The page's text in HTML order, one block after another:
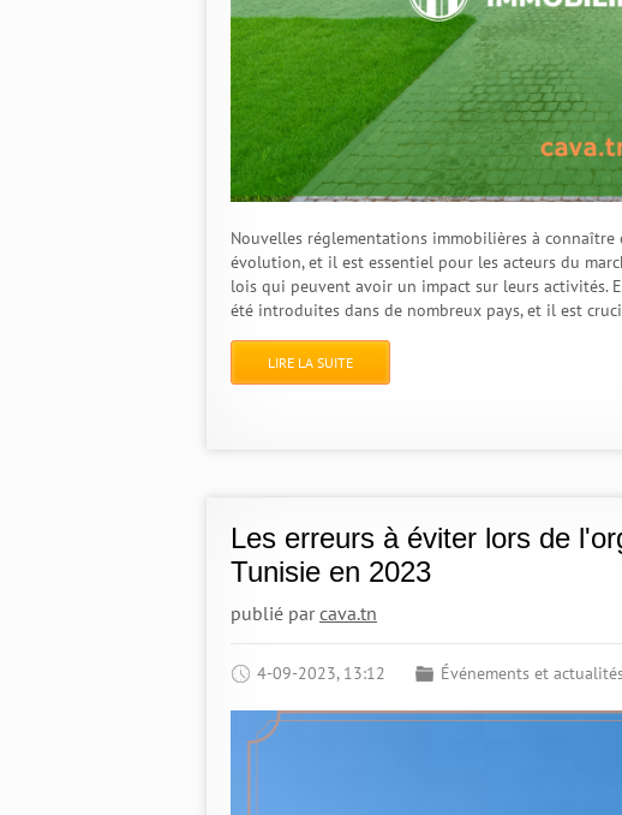
Nouvelles réglementations immobilières à
évolution, et il est essentiel pour les acteurs du
lois qui peuvent avoir un impact sur leurs activités.
été introduites dans de nombreux pays, et il est
LIRE LA SUITE
Les erreurs à éviter lors de
Tunisie en 2023
publié parcava.tn
4-09-2023, 13:12 Événements et actualités